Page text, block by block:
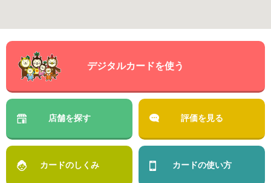
デジタルカードを使う
店舗を探す 評価を見る
カードのしくみ カードの使い方